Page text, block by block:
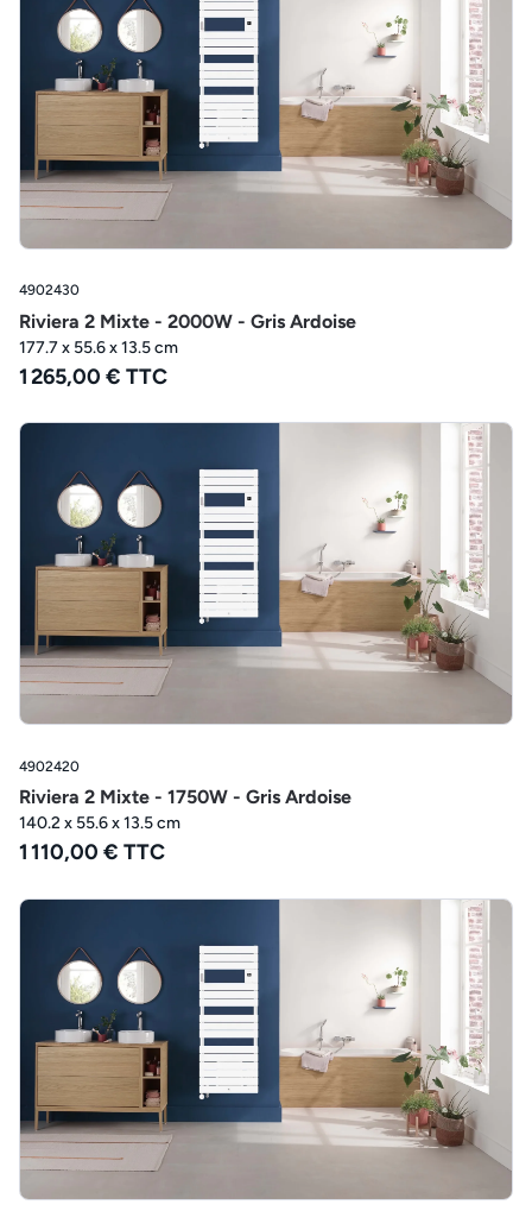
4902430
Riviera 2 Mixte - 2000W - Gris Ardoise
177.7 x 55.6 x 13.5 cm
1 265,00 € TTC
4902420
Riviera 2 Mixte - 1750W - Gris Ardoise
140.2 x 55.6 x 13.5 cm
1 110,00 € TTC